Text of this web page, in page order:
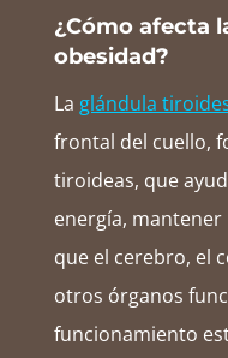
¿Cómo afecta
obesidad?
La glándula
frontal del cuello,
tiroideas, que
energía,
que el cerebro, el
otros órganos
funcionamiento